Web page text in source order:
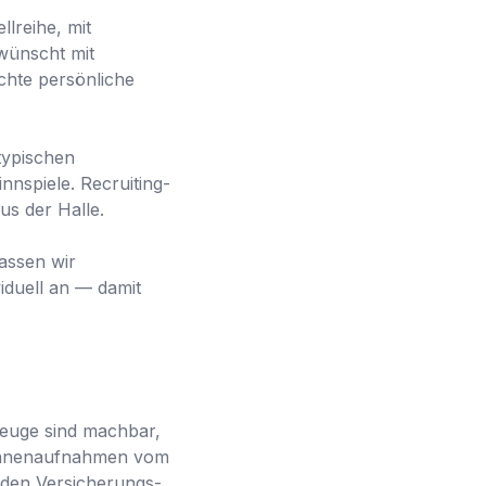
mit
mit
persönliche
Recruiting-
der Halle.
wir
an — damit
sind machbar,
vom